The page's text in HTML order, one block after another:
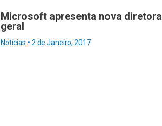
Microsoft apresenta nova diretora
geral
Notícias • 2 de Janeiro, 2017